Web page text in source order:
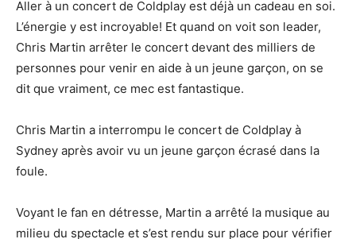
Aller à un concert de Coldplay est déjà un cadeau en soi.
L’énergie y est incroyable! Et quand on voit son leader,
Chris Martin arrêter le concert devant des milliers de
personnes pour venir en aide à un jeune garçon, on se
dit que vraiment, ce mec est fantastique.
Chris Martin a interrompu le concert de Coldplay à
Sydney après avoir vu un jeune garçon écrasé dans la
foule.
Voyant le fan en détresse, Martin a arrêté la musique au
milieu du spectacle et s’est rendu sur place pour vérifier